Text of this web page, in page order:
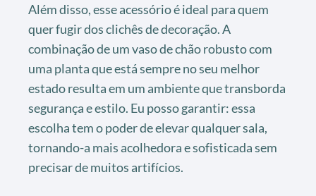
Além disso, esse acessório é ideal para quem
quer fugir dos clichês de decoração. A
combinação de um vaso de chão robusto com
uma planta que está sempre no seu melhor
estado resulta em um ambiente que transborda
segurança e estilo. Eu posso garantir: essa
escolha tem o poder de elevar qualquer sala,
tornando-a mais acolhedora e sofisticada sem
precisar de muitos artifícios.